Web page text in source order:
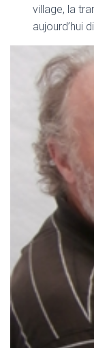
village, la
aujourd’hui